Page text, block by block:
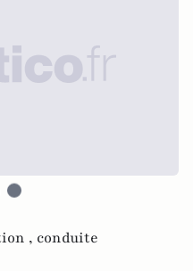
, conduite